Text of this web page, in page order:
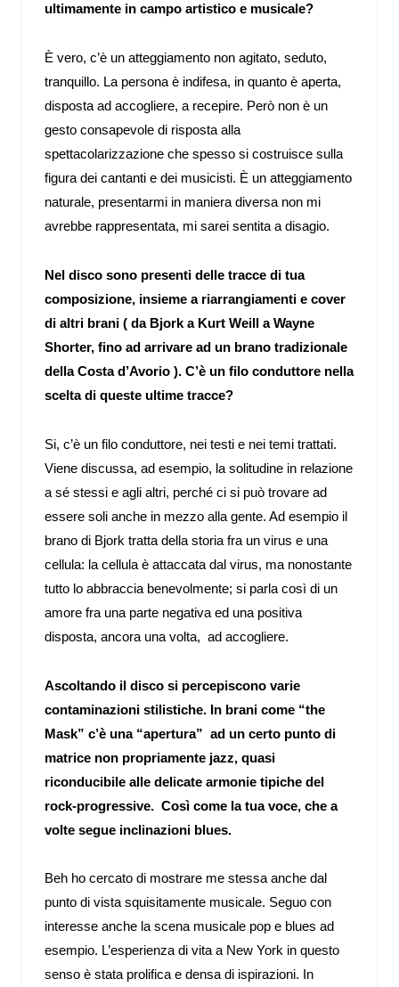
ultimamente in campo artistico e musicale?
È vero, c’è un atteggiamento non agitato, seduto,
tranquillo. La persona è indifesa, in quanto è aperta,
disposta ad accogliere, a recepire. Però non è un
gesto consapevole di risposta alla
spettacolarizzazione che spesso si costruisce sulla
figura dei cantanti e dei musicisti. È un atteggiamento
naturale, presentarmi in maniera diversa non mi
avrebbe rappresentata, mi sarei sentita a disagio.
Nel disco sono presenti delle tracce di tua
composizione, insieme a riarrangiamenti e cover
di altri brani ( da Bjork a Kurt Weill a Wayne
Shorter, fino ad arrivare ad un brano tradizionale
della Costa d’Avorio ). C’è un filo conduttore nella
scelta di queste ultime tracce?
Si, c’è un filo conduttore, nei testi e nei temi trattati.
Viene discussa, ad esempio, la solitudine in relazione
a sé stessi e agli altri, perché ci si può trovare ad
essere soli anche in mezzo alla gente. Ad esempio il
brano di Bjork tratta della storia fra un virus e una
cellula: la cellula è attaccata dal virus, ma nonostante
tutto lo abbraccia benevolmente; si parla così di un
amore fra una parte negativa ed una positiva
disposta, ancora una volta, ad accogliere.
Ascoltando il disco si percepiscono varie
contaminazioni stilistiche. In brani come “the
Mask” c’è una “apertura” ad un certo punto di
matrice non propriamente jazz, quasi
riconducibile alle delicate armonie tipiche del
rock-progressive. Così come la tua voce, che a
volte segue inclinazioni blues.
Beh ho cercato di mostrare me stessa anche dal
punto di vista squisitamente musicale. Seguo con
interesse anche la scena musicale pop e blues ad
esempio. L’esperienza di vita a New York in questo
senso è stata prolifica e densa di ispirazioni. In